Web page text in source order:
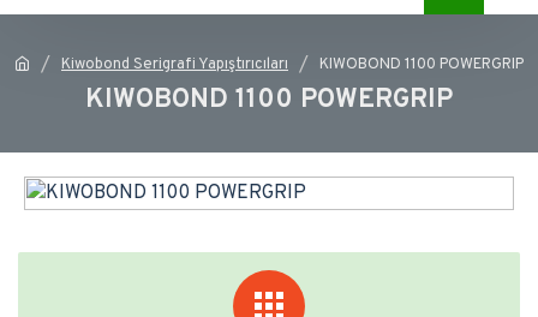
Kiwobond Serigrafi Yapıştırıcıları KIWOBOND 1100 POWERGRIP
KIWOBOND 1100 POWERGRIP